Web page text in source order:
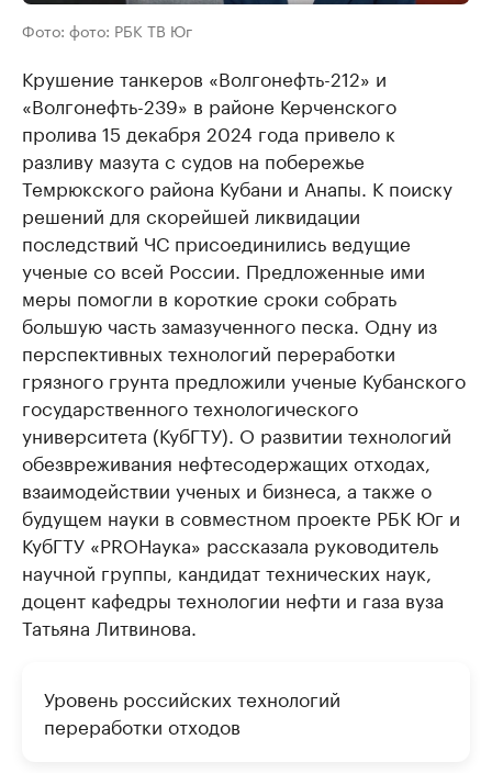
Фото: фото: РБК ТВ Юг
Крушение танкеров «Волгонефть-212» и
«Волгонефть-239» в районе Керченского
пролива 15 декабря 2024 года привело к
разливу мазута с судов на побережье
Темрюкского района Кубани и Анапы. К поиску
решений для скорейшей ликвидации
последствий ЧС присоединились ведущие
ученые со всей России. Предложенные ими
меры помогли в короткие сроки собрать
большую часть замазученного песка. Одну из
перспективных технологий переработки
грязного грунта предложили ученые Кубанского
государственного технологического
университета (КубГТУ). О развитии технологий
обезвреживания нефтесодержащих отходах,
взаимодействии ученых и бизнеса, а также о
будущем науки в совместном проекте РБК Юг и
КубГТУ «PROНаука» рассказала руководитель
научной группы, кандидат технических наук,
доцент кафедры технологии нефти и газа вуза
Татьяна Литвинова.
Уровень российских технологий
переработки отходов